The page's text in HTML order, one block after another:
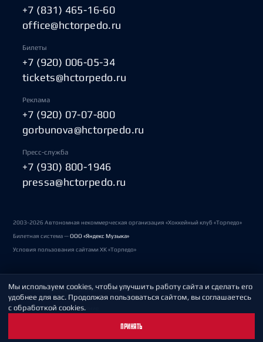
+7 (831) 465-16-60
office@hctorpedo.ru
Билеты
+7 (920) 006-05-34
tickets@hctorpedo.ru
Реклама
+7 (920) 07-07-800
gorbunova@hctorpedo.ru
Пресс-служба
+7 (930) 800-1946
pressa@hctorpedo.ru
2003-2026 Автономная некоммерческая организация «Хоккейный клуб «Торпедо»
Билетная система —ООО «Яндекс Музыка»
Условия пользования сайтами ХК «Торпедо»
Политика обработки персональных данных
Пользовательское соглашение
Мы используем cookies, чтобы улучшить работу сайта и сделать его
удобнее для вас. Продолжая пользоваться сайтом, вы соглашаетесь
с обработкой cookies.
ПРИНЯТЬ